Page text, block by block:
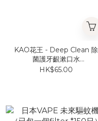
KAO花王 - Deep Clean 除
菌護牙齦漱口水
350ML（綠茶薄荷味）
HK$65.00